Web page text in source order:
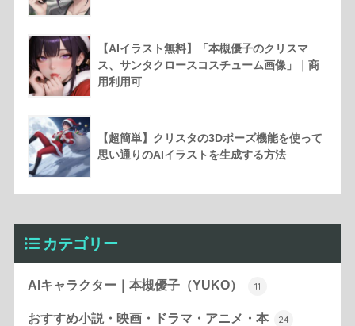
【AIイラスト無料】「本槻優子のクリスマ
ス、サンタクロースコスチューム画像」｜商
用利用可
【超簡単】クリスタの3Dポーズ機能を使って
思い通りのAIイラストを生成する方法
カテゴリー
AIキャラクター｜本槻優子（YUKO） 11
おすすめ小説・映画・ドラマ・アニメ・本 24